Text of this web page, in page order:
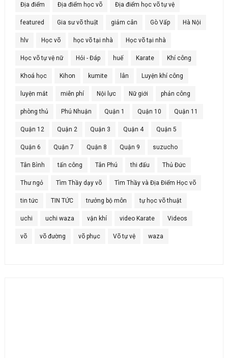
Địa điểm Địa điểm học võ Địa điểm học võ tự vệ
featured Gia sư võ thuật giảm cân Gò Vấp Hà Nội
hlv Học võ học võ tại nhà Học võ tại nhà
Học võ tự vệ nữ Hỏi - Đáp huế Karate Khí công
Khoá học Kihon kumite lân Luyện khí công
luyện mắt miễn phí Nội lực Nữ giới phản công
phòng thủ Phú Nhuận Quận 1 Quận 10 Quận 11
Quận 12 Quận 2 Quận 3 Quận 4 Quận 5
Quận 6 Quận 7 Quận 8 Quận 9 suzucho
Tân Bình tấn công Tân Phú thi đấu Thủ Đức
Thư ngỏ Tìm Thầy dạy võ Tìm Thầy và Địa Điểm Học võ
tin tức TIN TỨC trưởng bộ môn tự học võ thuật
uchi uchi waza vận khí video Karate Videos
võ võ đường võ phục Võ tự vệ waza